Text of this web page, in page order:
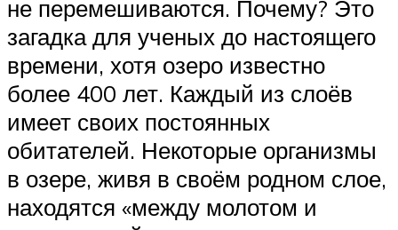
не перемешиваются. Почему? Это
загадка для ученых до настоящего
времени, хотя озеро известно
более 400 лет. Каждый из слоёв
имеет своих постоянных
обитателей. Некоторые организмы
в озере, живя в своём родном слое,
находятся «между молотом и